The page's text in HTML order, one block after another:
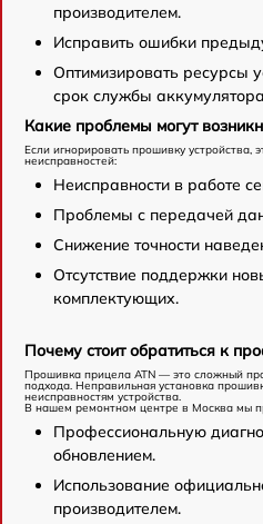
производителем.
Исправить ошибки
Оптимизировать ресурсы
срок службы
Какие проблемы могут
Если игнорировать прошивку устройства,
неисправностей:
Неисправности в работе
Проблемы с передачей
Снижение точности
Отсутствие поддержки
комплектующих.
Почему стоит обратиться к
Прошивка прицела ATN — это сложный
подхода. Неправильная установка
неисправностям устройства.
В нашем ремонтном центре в Москва мы
Профессиональную
обновлением.
Использование
производителем.